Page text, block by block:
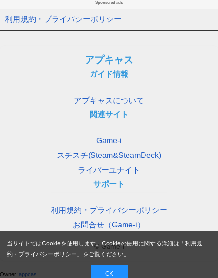
Sponsored ads
利用規約・プライバシーポリシー
アプキャス
ガイド情報
アプキャスについて
関連サイト
Game-i
スチスチ(Steam&SteamDeck)
ライバーユナイト
サポート
利用規約・プライバシーポリシー
お問合せ（Game-i）
© Game-i
Owner: appcas
当サイトではCookieを使用します。Cookieの使用に関する詳細は「利用規
約・プライバシーポリシー 」をご覧ください。
OK